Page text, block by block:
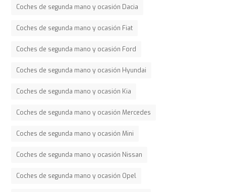
Coches de segunda mano y ocasión Dacia
Coches de segunda mano y ocasión Fiat
Coches de segunda mano y ocasión Ford
Coches de segunda mano y ocasión Hyundai
Coches de segunda mano y ocasión Kia
Coches de segunda mano y ocasión Mercedes
Coches de segunda mano y ocasión Mini
Coches de segunda mano y ocasión Nissan
Coches de segunda mano y ocasión Opel